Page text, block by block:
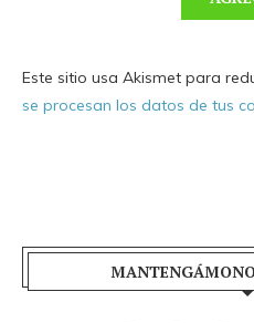
Este sitio usa Akismet para
se procesan los datos de tus